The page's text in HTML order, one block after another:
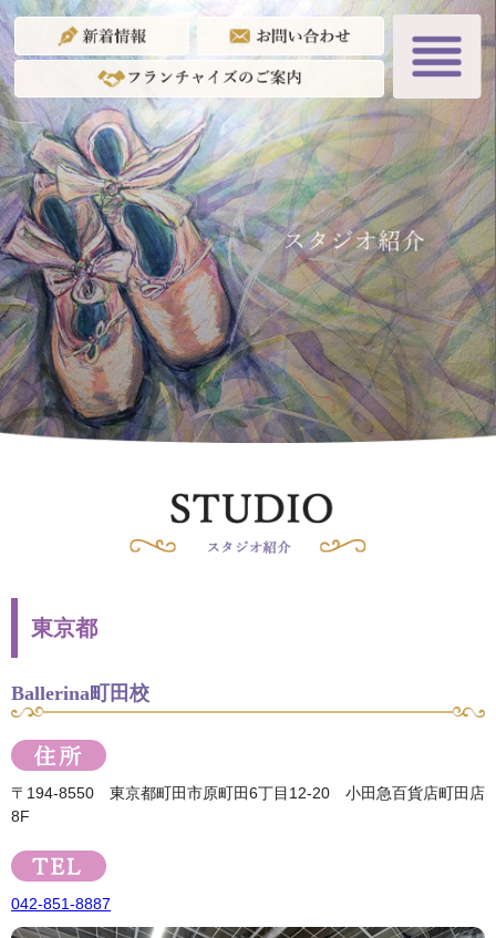
東京都
Ballerina町田校
〒194-8550 東京都町田市原町田6丁目12-20 小田急百貨店町田店
8F
042-851-8887